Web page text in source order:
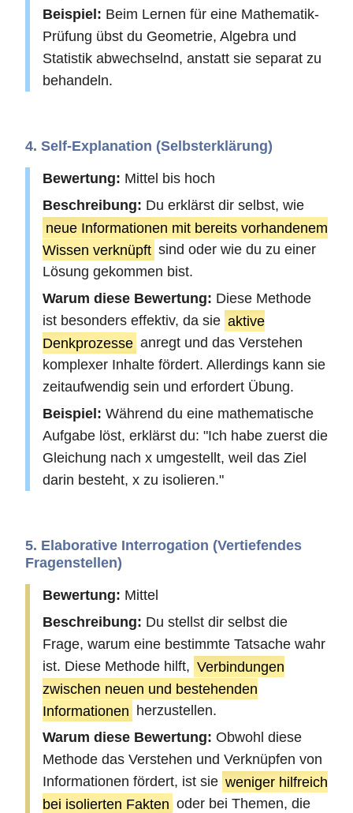
Beispiel: Beim Lernen für eine Mathematik-
Prüfung übst du Geometrie, Algebra und
Statistik abwechselnd, anstatt sie separat zu
behandeln.
4. Self-Explanation (Selbsterklärung)
Bewertung: Mittel bis hoch
Beschreibung: Du erklärst dir selbst, wie
neue Informationen mit bereits vorhandenem
Wissen verknüpft sind oder wie du zu einer
Lösung gekommen bist.
Warum diese Bewertung: Diese Methode
ist besonders effektiv, da sie aktive
Denkprozesse anregt und das Verstehen
komplexer Inhalte fördert. Allerdings kann sie
zeitaufwendig sein und erfordert Übung.
Beispiel: Während du eine mathematische
Aufgabe löst, erklärst du: "Ich habe zuerst die
Gleichung nach x umgestellt, weil das Ziel
darin besteht, x zu isolieren."
5. Elaborative Interrogation (Vertiefendes
Fragenstellen)
Bewertung: Mittel
Beschreibung: Du stellst dir selbst die
Frage, warum eine bestimmte Tatsache wahr
ist. Diese Methode hilft, Verbindungen
zwischen neuen und bestehenden
Informationen herzustellen.
Warum diese Bewertung: Obwohl diese
Methode das Verstehen und Verknüpfen von
Informationen fördert, ist sie weniger hilfreich
bei isolierten Fakten oder bei Themen, die